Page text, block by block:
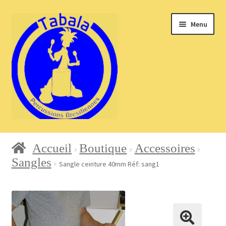
Aller
la
navigation
Aller
au
contenu
Menu
Accueil
Accueil Boutique
Accessoires
Sangles
Sangle ceinture 40mm Réf: sang1